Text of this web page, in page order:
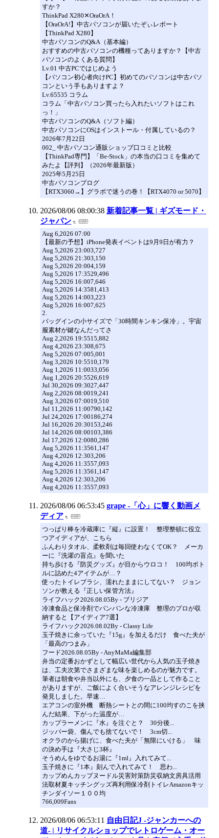
すか？
ThinkPad X280✕OraOrA！
【OraOrA!】中古パソコンが届いたぞぃレポート
【ThinkPad X280】
中古パソコンのQ&A（基本編）
おすすめの中古パソコンの機種ってありますか？【中古
パソコンのよくある質問】
Lv.01 中古PCではじめよう
【パソコン初心者向けPC】初めてのパソコンは中古パソ
コンという手もありますよ？
Lv.65535 コラム
コラム「中古パソコン買ったら入れたいソフトはこれ
っ！」
中古パソコンのQ&A（ソフト編）
中古パソコンにOSはインストール・付属しているの？
2026年7月22日
002_ 中古パソコン通販ショップ口コミと比較
【ThinkPad専門】「Be-Stock」の本当の口コミを集めて
みたよ【評判】（2026年最新版）
2025年5月25日
中古パソコンブログ
【RTX3060→】グラボで迷うの巻！【RTX4070 or 5070】
2026/08/06 08:00:38 新着記事一覧 | ギズモード・
ジャパン
Aug 6,2026 07:00
【最新の予想】iPhone発表イベントは9月9日が有力？
Aug 5,2026 23:003,727
Aug 5,2026 21:303,150
Aug 5,2026 20:004,159
Aug 5,2026 17:3529,496
Aug 5,2026 16:007,646
Aug 5,2026 14:3581,413
Aug 5,2026 14:003,223
Aug 5,2026 16:007,625
2.
バッグインの小サイズで「30時間キンキン保冷」。宇宙
服素材が鍵なんだってさ
Aug 2,2026 19:5515,882
Aug 4,2026 23:308,675
Aug 5,2026 07:005,001
Aug 3,2026 10:5510,179
Aug 1,2026 11:0033,056
Aug 1,2026 20:5526,619
Jul 30,2026 09:3027,447
Aug 2,2026 08:0019,241
Aug 3,2026 07:0019,510
Jul 11,2026 11:00790,142
Jul 24,2026 17:00186,274
Jul 16,2026 20:30153,246
Jul 14,2026 08:00103,386
Jul 17,2026 12:0080,286
Aug 5,2026 11:3561,147
Aug 4,2026 12:303,206
Aug 4,2026 11:3557,093
Aug 5,2026 11:3561,147
Aug 4,2026 12:303,206
Aug 4,2026 11:3557,093
2026/08/06 06:53:45 grape -「心」に響く動画メ
ディア
つっぱり棒を冷蔵庫に『縦』に設置！ 整理整頓に役立
つアイディアが、こちら
ふんわりタオル、柔軟剤は毎回使わなくてOK？ メーカ
ーに『洗濯の盲点』を聞いた
持ち歩ける『防災グッズ』が目からウロコ！ 100均ボト
ルに詰めた4アイテムが…？
使ったトイレブラシ、濡れたままにしてない？ ジョン
ソンが教える『正しい保管方法』
ライフハック2026.08.05By - ブリジア
冷凍食品と保冷剤でパンパンな冷凍庫 整理のプロが収
納すると【アイディア7選】
ライフハック2026.08.02By - Classy Life
玉子焼きに余っていた『15g』を加えるだけ 食べた夫が
「最高のつまみ」
フード2026.08.05By - AnyMaMa編集部
弁当の定番おかずとして幅広い世代から人気の玉子焼き
は、工夫次第でさまざまな味を楽しめるのが魅力です。
筆者は朝食や弁当以外にも、夕食の一品として作ること
がありますが、ご飯によく合いそうなアレンジレシピを
発見しました。早速…
エアコンの室外機 断熱シートとの間に100均すのこを挟
んだ結果、下がった温度が…
カップラーメンに『水』を注ぐと？ 30分後...
ジッパー袋、傷んでも捨てないで！ 3cm切...
オクラのから揚げに、食べた夫が「無限にいける」 味
の決め手は『大さじ3杯』
そうめんをゆでるお湯に『1ml』入れてみて...
玉子焼きに『1本』刻んで入れてみて！ 思わ...
カップめんカップヌードル災害対策防災収納文房具活用
法取材夏キッチングッズ再利用保冷剤トイレAmazonキッ
チンダイソー１００均
766,009Fans
2026/08/06 06:53:11 自由日記J -ジャンカーへの
道- | リサイクルショップでレトロゲーム・オー